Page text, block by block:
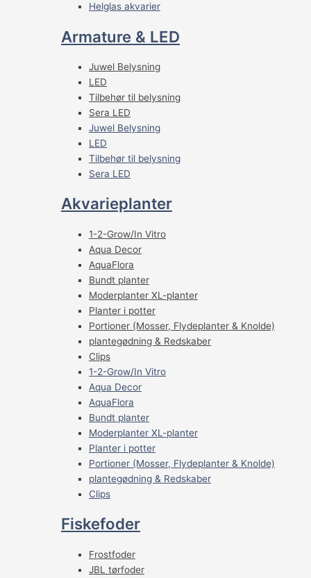
Helglas akvarier
Armature & LED
Juwel Belysning
LED
Tilbehør til belysning
Sera LED
Juwel Belysning
LED
Tilbehør til belysning
Sera LED
Akvarieplanter
1-2-Grow/In Vitro
Aqua Decor
AquaFlora
Bundt planter
Moderplanter XL-planter
Planter i potter
Portioner (Mosser, Flydeplanter & Knolde)
plantegødning & Redskaber
Clips
1-2-Grow/In Vitro
Aqua Decor
AquaFlora
Bundt planter
Moderplanter XL-planter
Planter i potter
Portioner (Mosser, Flydeplanter & Knolde)
plantegødning & Redskaber
Clips
Fiskefoder
Frostfoder
JBL tørfoder